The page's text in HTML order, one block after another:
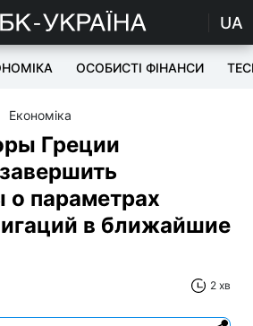
UA
ОСОБИСТІ ФІНАНСИ
Економіка
Греции
о параметрах
в ближайшие
2 хв